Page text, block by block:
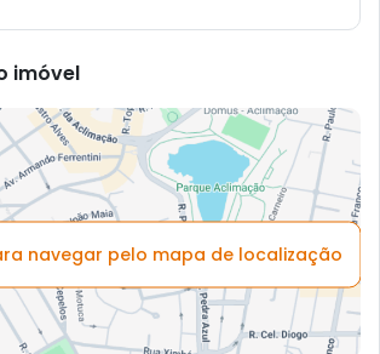
imóvel
navegar pelo mapa de localização